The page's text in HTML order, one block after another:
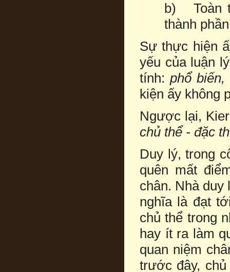
b) Toàn
thành
Sự thực hiện
yếu của luận
tính: phổ biến,
kiện ấy không
Ngược lại,
chủ thể - đặc
Duy lý, trong
quên mất
chân. Nhà duy
nghĩa là đạt
chủ thể trong
hay ít ra làm
quan niệm
trước đây,